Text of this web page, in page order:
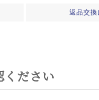
返品交換
ださい